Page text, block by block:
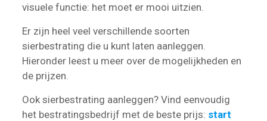
visuele functie: het moet er mooi uitzien.
Er zijn heel veel verschillende soorten
sierbestrating die u kunt laten aanleggen.
Hieronder leest u meer over de mogelijkheden en
de prijzen.
Ook sierbestrating aanleggen? Vind eenvoudig
het bestratingsbedrijf met de beste prijs: start